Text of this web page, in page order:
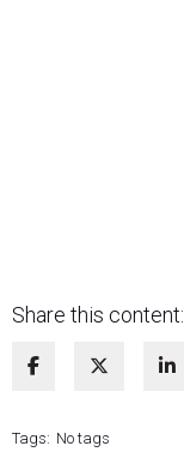
Share this content:
Tags: No tags